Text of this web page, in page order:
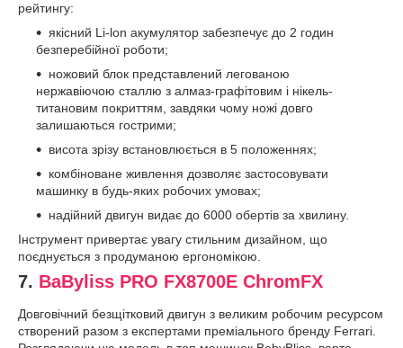
рейтингу:
якісний Li-lon акумулятор забезпечує до 2 годин
безперебійної роботи;
ножовий блок представлений легованою
нержавіючою сталлю з алмаз-графітовим і нікель-
титановим покриттям, завдяки чому ножі довго
залишаються гострими;
висота зрізу встановлюється в 5 положеннях;
комбіноване живлення дозволяє застосовувати
машинку в будь-яких робочих умовах;
надійний двигун видає до 6000 обертів за хвилину.
Інструмент привертає увагу стильним дизайном, що
поєднується з продуманою ергономікою.
7. BaByliss PRO FX8700E ChromFX
Довговічний безщітковий двигун з великим робочим ресурсом
створений разом з експертами преміального бренду Ferrari.